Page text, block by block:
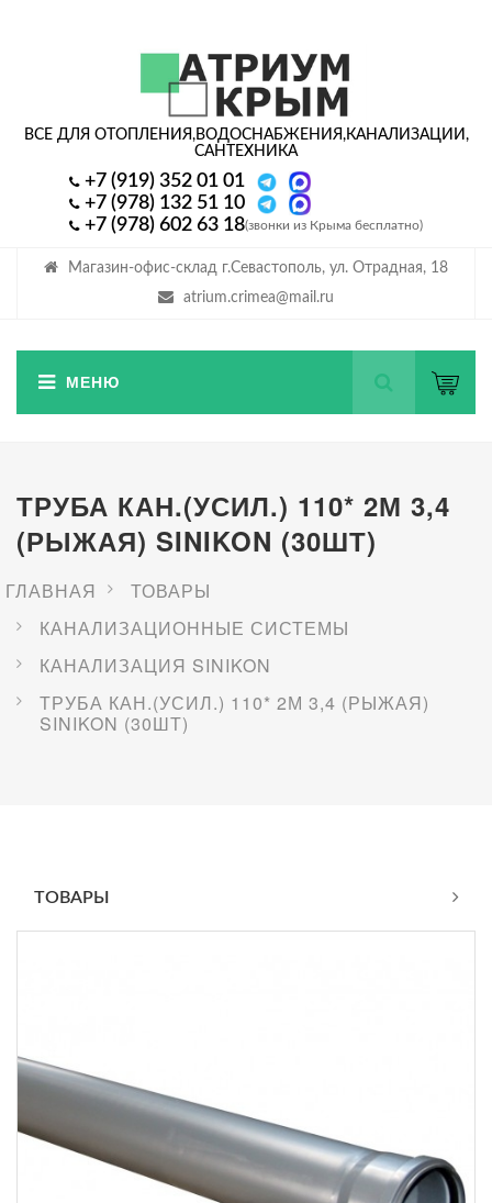
Магазин-офис-склад г.Севастополь, ул. Отрадная, 18
atrium.crimea@mail.ru
ВСЕ ДЛЯ ОТОПЛЕНИЯ,ВОДОСНАБЖЕНИЯ,КАНАЛИЗАЦИИ,
САНТЕХНИКА
+7 (919) 352 01 01
+7 (978) 132 51 10
+7 (978) 602 63 18(звонки из Крыма бесплатно)
ТРУБА КАН.(УСИЛ.) 110* 2М 3,4
(РЫЖАЯ) SINIKON (30ШТ)
ГЛАВНАЯ
ТОВАРЫ
КАНАЛИЗАЦИОННЫЕ СИСТЕМЫ
КАНАЛИЗАЦИЯ SINIKON
ТРУБА КАН.(УСИЛ.) 110* 2М 3,4 (РЫЖАЯ)
SINIKON (30ШТ)
ТОВАРЫ